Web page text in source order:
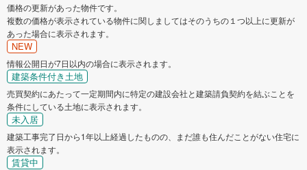
価格の更新があった物件です。
複数の価格が表示されている物件に関しましてはそのうちの１つ以上に更新が
あった場合に表示されます。
NEW
情報公開日が7日以内の場合に表示されます。
建築条件付き土地
売買契約にあたって一定期間内に特定の建設会社と建築請負契約を結ぶことを
条件にしている土地に表示されます。
未入居
建築工事完了日から1年以上経過したものの、まだ誰も住んだことがない住宅に
表示されます。
賃貸中